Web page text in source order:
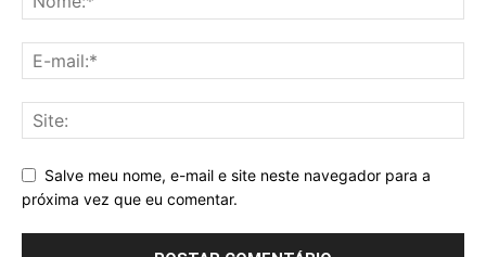
Salve meu nome, e-mail e site neste navegador para a
próxima vez que eu comentar.